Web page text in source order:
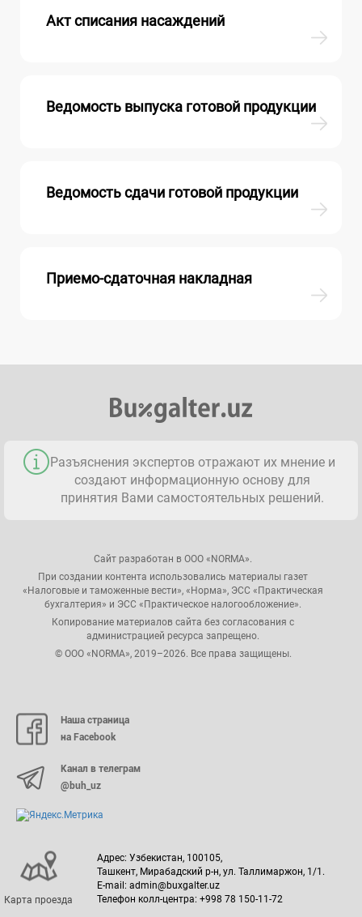
Акт списания насаждений
Ведомость выпуска готовой продукции
Ведомость сдачи готовой продукции
Приемо-сдаточная накладная
Разъяснения экспертов отражают их мнение и
создают информационную основу для
принятия Вами самостоятельных решений.
Сайт разработан в ООО «NORMA».
При создании контента использовались материалы газет
«Налоговые и таможенные вести», «Норма», ЭСС «Практическая
бухгалтерия» и ЭСС «Практическое налогообложение».
Копирование материалов сайта без согласования с
администрацией ресурса запрещено.
© ООО «NORMA», 2019–2026. Все права защищены.
Наша страница
на Facebook
Канал в телеграм
@buh_uz
Карта проезда
Адрес: Узбекистан, 100105,
Ташкент, Мирабадский р-н, ул. Таллимаржон, 1/1.
E-mail: admin@buxgalter.uz
Телефон колл-центра: +998 78 150-11-72